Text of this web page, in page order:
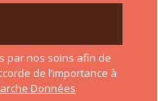
par nos soins afin de
de l’importance à
Données